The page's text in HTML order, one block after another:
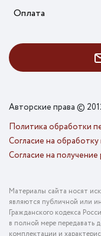
Оплата
Авторские права ©
Политика обработки
Согласие на
Согласие на получение
Материалы сайта носят
являются публичной или
Гражданского кодекса
в полной мере передавать